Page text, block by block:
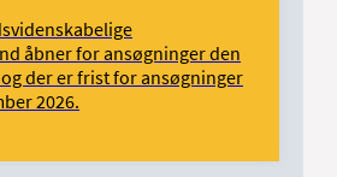
åbner for ansøgninger den
der er frist for ansøgninger
2026.